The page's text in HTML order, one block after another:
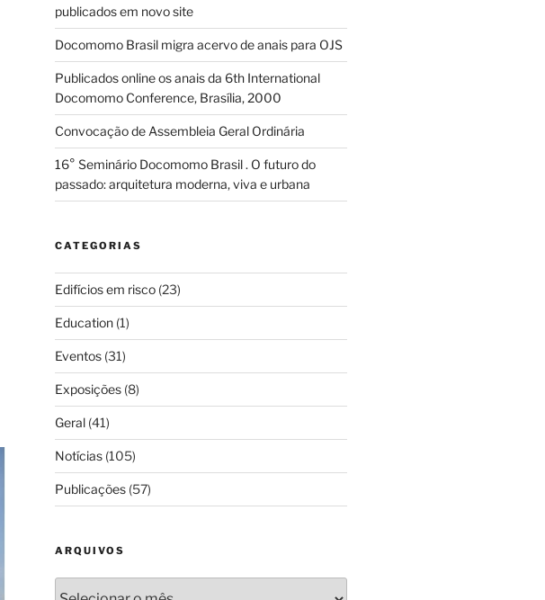
publicados em novo site
Docomomo Brasil migra acervo de anais para OJS
Publicados online os anais da 6th International
Docomomo Conference, Brasília, 2000
Convocação de Assembleia Geral Ordinária
16° Seminário Docomomo Brasil . O futuro do
passado: arquitetura moderna, viva e urbana
CATEGORIAS
Edifícios em risco(23)
Education(1)
Eventos(31)
Exposições(8)
Geral(41)
Notícias(105)
Publicações(57)
ARQUIVOS